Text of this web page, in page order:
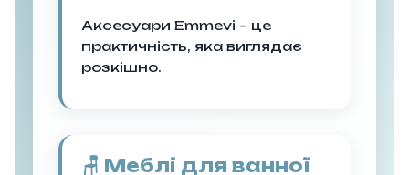
Аксесуари Emmevi – це
практичність, яка виглядає
розкішно.
🪑 Меблі для ванної